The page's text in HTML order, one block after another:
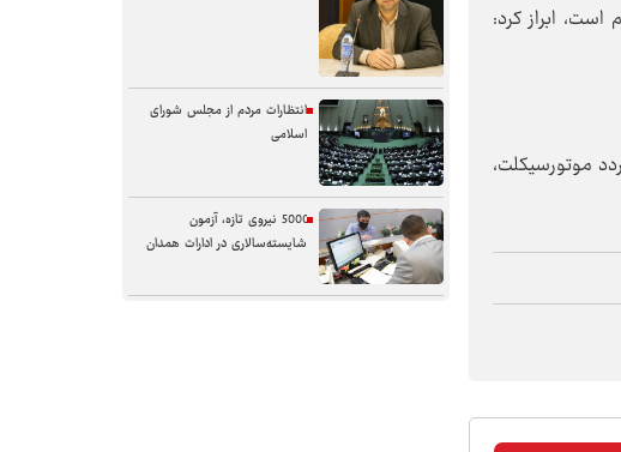
ابراز کرد:
موتورسیکلت،
انتظارات مردم از مجلس شورای
اسلامی
5000 نیروی تازه، آزمون
شایسته‌سالاری در ادارات همدان